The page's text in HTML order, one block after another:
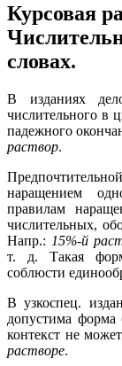
Курсовая
словах.
В изданиях
числительного в
падежного
раствор.
наращением
правилам
числительных,
Напр.: 15%-й
т. д. Такая
соблюсти
В узкоспец.
допустима форма
контекст не
растворе.